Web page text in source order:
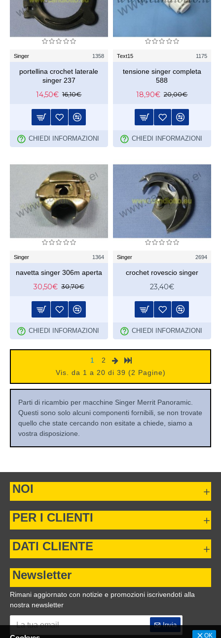
Parti di ricambio per macchine Singer Merrit Panoramic.
Questi sono solo alcuni componenti fornibili, se non trovate
quello che state cercando non esitate a chiede, siamo a
vostra disposizione.
Singer 1358
portellina crochet laterale
singer 237
14,50€ 16,10€
CHIEDI INFORMAZIONI
Text15 1175
tensione singer completa
588
18,90€ 20,00€
CHIEDI INFORMAZIONI
Singer 1364
navetta singer 306m aperta
30,50€ 30,70€
CHIEDI INFORMAZIONI
Singer 2694
crochet rovescio singer
23,40€
CHIEDI INFORMAZIONI
1
2
Vis. da 1 a 20 di 39 (2 Pagine)
NOI
PER I CLIENTI
DATI CLIENTE
Newsletter
Rimani aggiornato con notizie e promozioni iscrivendoti alla
nostra newsletter
Invia
OK